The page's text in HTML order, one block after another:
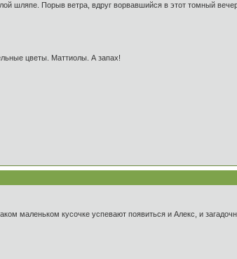
шляпе. Порыв ветра, вдруг ворвавшийся в этот томный
цветы. Маттиолы. А запах!
маленьком кусочке успевают появиться и Алекс, и